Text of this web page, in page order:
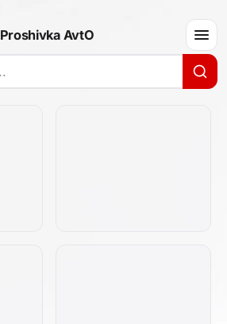
Proshivka AvtO